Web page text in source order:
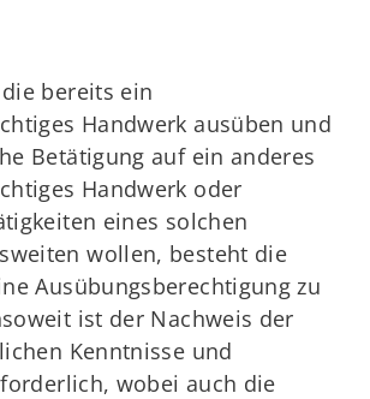
bereits ein
Handwerk ausüben und
Betätigung auf ein anderes
Handwerk oder
eines solchen
wollen, besteht die
Ausübungsberechtigung zu
ist der Nachweis der
Kenntnisse und
wobei auch die